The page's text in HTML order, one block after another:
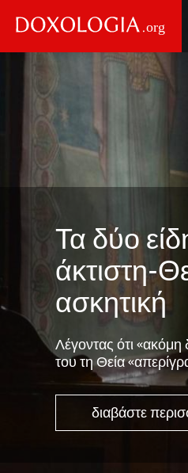
Τα δύο
άκτιστη-
ασκητική
Λέγοντας ότι «ακόμη
του τη Θεία
διαβάστε